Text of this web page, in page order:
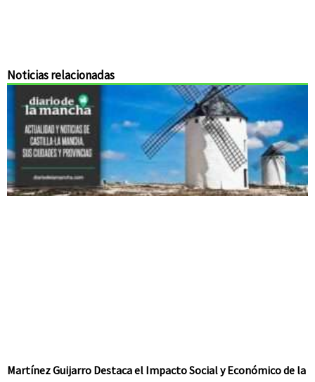
Noticias relacionadas
Martínez Guijarro Destaca el Impacto Social y Económico de la